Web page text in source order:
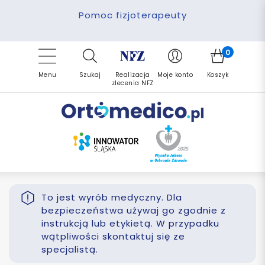
Darmowa dostawa
Pomoc fizjoterapeuty
Finansowanie PFRON
Refundacja NFZ
Zrealizuj zlecenie ponownie
Menu Szukaj
Realizacja
zlecenia NFZ
Moje konto
0
Koszyk
To jest wyrób medyczny. Dla
bezpieczeństwa używaj go zgodnie z
instrukcją lub etykietą. W przypadku
wątpliwości skontaktuj się ze
specjalistą.